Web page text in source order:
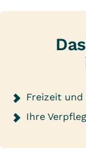
Freizeit und
Ihre